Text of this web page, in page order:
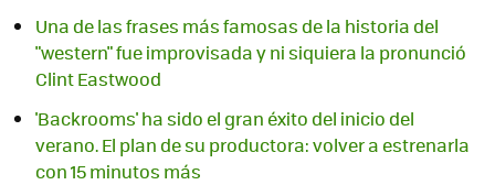
Una de las frases más famosas de la historia del
"western" fue improvisada y ni siquiera la pronunció
Clint Eastwood
'Backrooms' ha sido el gran éxito del inicio del
verano. El plan de su productora: volver a estrenarla
con 15 minutos más